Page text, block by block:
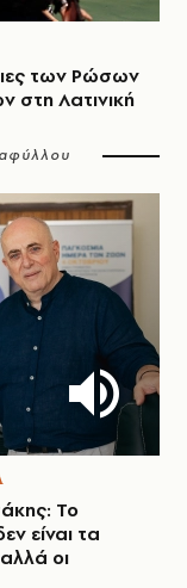
των Ρώσων
στη Λατινική
Το
είναι τα
οι